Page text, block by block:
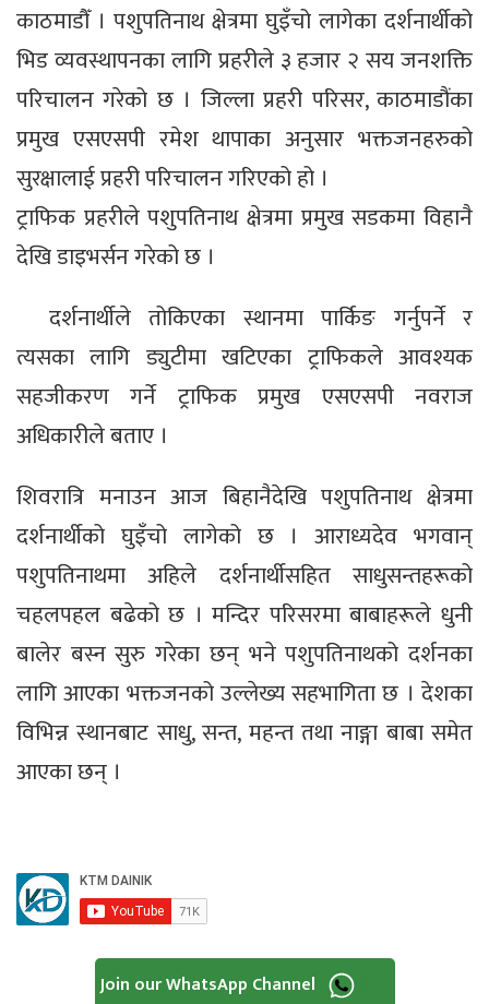
काठमाडौँ । पशुपतिनाथ क्षेत्रमा घुइँचो लागेका दर्शनार्थीको
भिड व्यवस्थापनका लागि प्रहरीले ३ हजार २ सय जनशक्ति
परिचालन गरेको छ । जिल्ला प्रहरी परिसर, काठमाडौंका
प्रमुख एसएसपी रमेश थापाका अनुसार भक्तजनहरुको
सुरक्षालाई प्रहरी परिचालन गरिएको हो ।
ट्राफिक प्रहरीले पशुपतिनाथ क्षेत्रमा प्रमुख सडकमा विहानै
देखि डाइभर्सन गरेको छ ।
दर्शनार्थीले तोकिएका स्थानमा पार्किङ गर्नुपर्ने र
त्यसका लागि ड्युटीमा खटिएका ट्राफिकले आवश्यक
सहजीकरण गर्ने ट्राफिक प्रमुख एसएसपी नवराज
अधिकारीले बताए ।
शिवरात्रि मनाउन आज बिहानैदेखि पशुपतिनाथ क्षेत्रमा
दर्शनार्थीको घुइँचो लागेको छ । आराध्यदेव भगवान्
पशुपतिनाथमा अहिले दर्शनार्थीसहित साधुसन्तहरूको
चहलपहल बढेको छ । मन्दिर परिसरमा बाबाहरूले धुनी
बालेर बस्न सुरु गरेका छन् भने पशुपतिनाथको दर्शनका
लागि आएका भक्तजनको उल्लेख्य सहभागिता छ । देशका
विभिन्न स्थानबाट साधु, सन्त, महन्त तथा नाङ्गा बाबा समेत
आएका छन् ।
Join our WhatsApp Channel